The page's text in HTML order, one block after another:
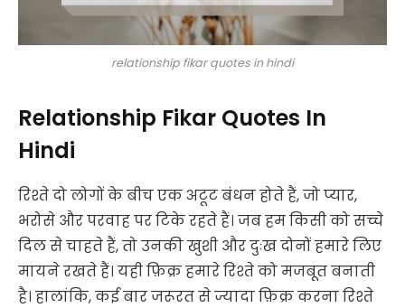
relationship fikar quotes in hindi
Relationship Fikar Quotes In
Hindi
रिश्ते दो लोगों के बीच एक अटूट बंधन होते हैं, जो प्यार,
भरोसे और परवाह पर टिके रहते हैं। जब हम किसी को सच्चे
दिल से चाहते हैं, तो उनकी खुशी और दुःख दोनों हमारे लिए
मायने रखते हैं। यही फ़िक्र हमारे रिश्ते को मजबूत बनाती
है। हालांकि, कई बार जरूरत से ज्यादा फ़िक्र करना रिश्ते